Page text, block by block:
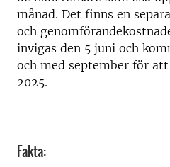
månad. Det finns en
och
invigas den 5 juni och
och med september för
2025.
Fakta: